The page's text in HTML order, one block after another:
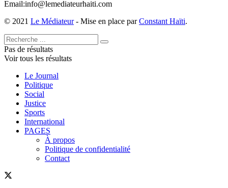
Email:info@lemediateurhaiti.com
© 2021 Le Médiateur- Mise en place parConstant Haïti.
Pas de résultats
Voir tous les résultats
Le Journal
Politique
Social
Justice
Sports
International
PAGES
À propos
Politique de confidentialité
Contact